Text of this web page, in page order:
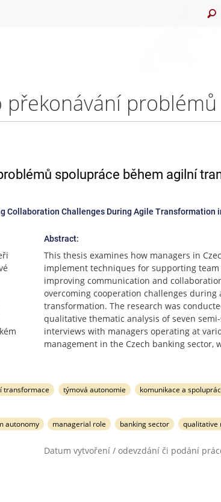
spolupráce během agilní
Collaboration Challenges During Agile Transformation
Abstract:
This thesis examines how managers in
implement techniques for supporting
improving communication and
overcoming cooperation challenges during
transformation. The research was
qualitative thematic analysis of seven
interviews with managers operating at
management in the Czech banking sector,
transformace týmová autonomie komunikace a
autonomy managerial role banking sector qualitative
Datum vytvoření / odevzdání či podání